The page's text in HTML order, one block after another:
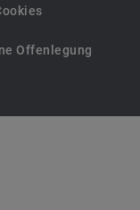
Offenlegung